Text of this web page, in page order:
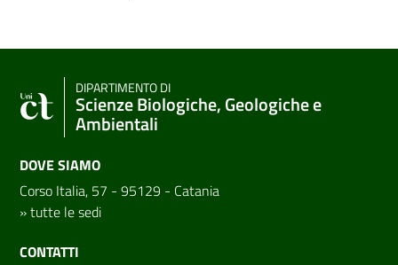
DIPARTIMENTO DI
Scienze Biologiche, Geologiche e
Ambientali
DOVE SIAMO
Corso Italia, 57 - 95129 - Catania
»tutte le sedi
CONTATTI